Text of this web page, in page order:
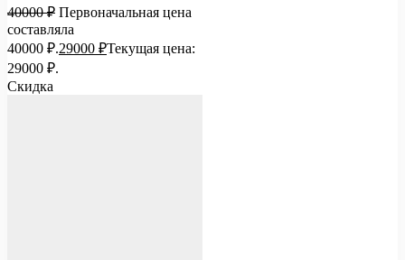
40000₽ Первоначальная цена
составляла
40000 ₽.29000 ₽Текущая цена:
29000 ₽.
Скидка